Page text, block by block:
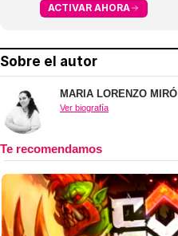
ACTIVAR AHORA
Sobre el autor
MARIA LORENZO MIRÓ
Ver biografía